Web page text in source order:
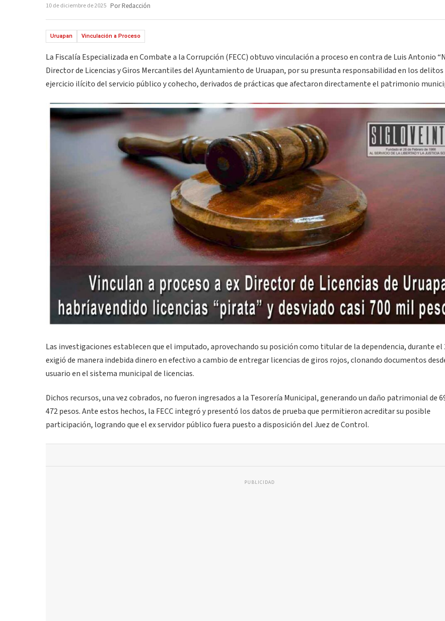
10 de diciembre de 2025 Por Redacción
Uruapan Vinculación a Proceso
La Fiscalía Especializada en Combate a la Corrupción (FECC) obtuvo vinculación a proceso en contra de Luis Antonio
Director de Licencias y Giros Mercantiles del Ayuntamiento de Uruapan, por su presunta responsabilidad en los delitos
ejercicio ilícito del servicio público y cohecho, derivados de prácticas que afectaron directamente el patrimonio
Las investigaciones establecen que el imputado, aprovechando su posición como titular de la dependencia, durante el
exigió de manera indebida dinero en efectivo a cambio de entregar licencias de giros rojos, clonando documentos
usuario en el sistema municipal de licencias.
Dichos recursos, una vez cobrados, no fueron ingresados a la Tesorería Municipal, generando un daño patrimonial de
472 pesos. Ante estos hechos, la FECC integró y presentó los datos de prueba que permitieron acreditar su posible
participación, logrando que el ex servidor público fuera puesto a disposición del Juez de Control.
PUBLICIDAD